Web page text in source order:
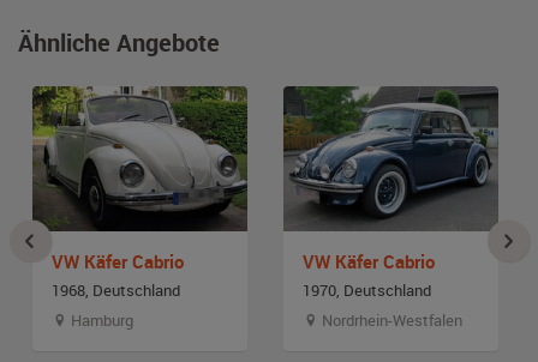
Ähnliche Angebote
VW Käfer Cabrio
1968, Deutschland
Hamburg
VW Käfer Cabrio
1970, Deutschland
Nordrhein-Westfalen